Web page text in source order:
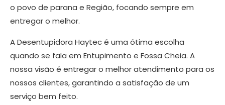
o povo de parana e Região, focando sempre em
entregar o melhor.
A Desentupidora Haytec é uma ótima escolha
quando se fala em Entupimento e Fossa Cheia. A
nossa visão é entregar o melhor atendimento para os
nossos clientes, garantindo a satisfação de um
serviço bem feito.